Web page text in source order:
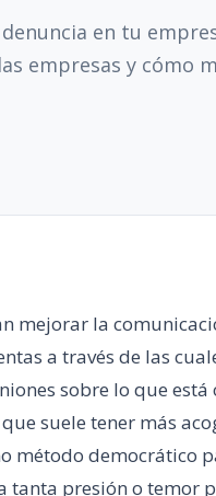
en tu
empresas y cómo
mejorar la
a través de las
sobre lo que
suele tener más
método democrático
tanta presión o temor